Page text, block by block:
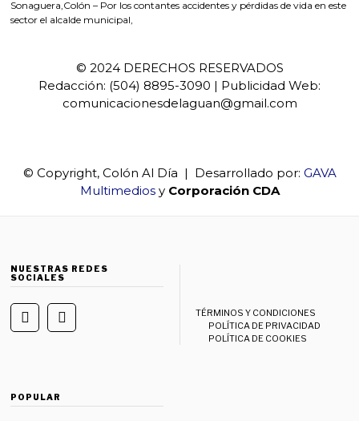
Sonaguera,Colón – Por los contantes accidentes y pérdidas de vida en este
sector el alcalde municipal,
© 2024 DERECHOS RESERVADOS
Redacción: (504) 8895-3090 | Publicidad Web:
comunicacionesdelaguan@gmail.com
© Copyright, Colón Al Día | Desarrollado por: GAVA
Multimediosy Corporación CDA
NUESTRAS REDES
SOCIALES
TÉRMINOS Y CONDICIONES
POLÍTICA DE PRIVACIDAD
POLÍTICA DE COOKIES
POPULAR